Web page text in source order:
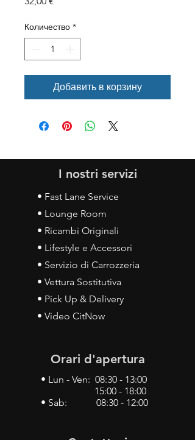
Количество *
Добавить в корзину
I nostri servizi
• Fast Lane Service
• Lounge Room
• Ricambi Originali
• Lifestyle e Accessori
• Servizio di Carrozzeria
• Vettura Sostitutiva
• Pick Up & Delivery
• Video CitNow
Orari d'apertura
• Lun - Ven: 08:30 - 13:00
15:00 - 18:00
• Sab: 08:30 - 12:00